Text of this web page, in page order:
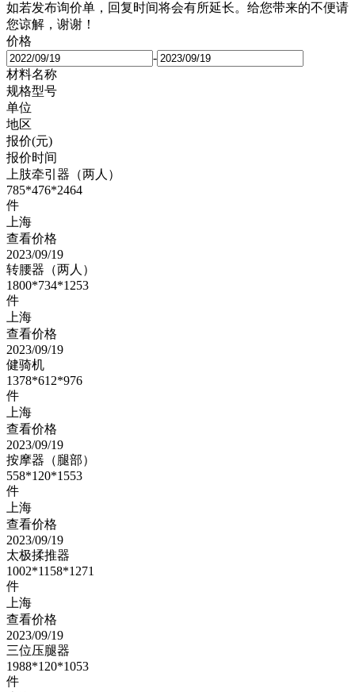
如若发布询价单，回复时间将会有所延长。给您带来的不便请
您谅解，谢谢！
价格
-
材料名称
规格型号
单位
地区
报价(元)
报价时间
上肢牵引器（两人）
785*476*2464
件
上海
查看价格
2023/09/19
转腰器（两人）
1800*734*1253
件
上海
查看价格
2023/09/19
健骑机
1378*612*976
件
上海
查看价格
2023/09/19
按摩器（腿部）
558*120*1553
件
上海
查看价格
2023/09/19
太极揉推器
1002*1158*1271
件
上海
查看价格
2023/09/19
三位压腿器
1988*120*1053
件